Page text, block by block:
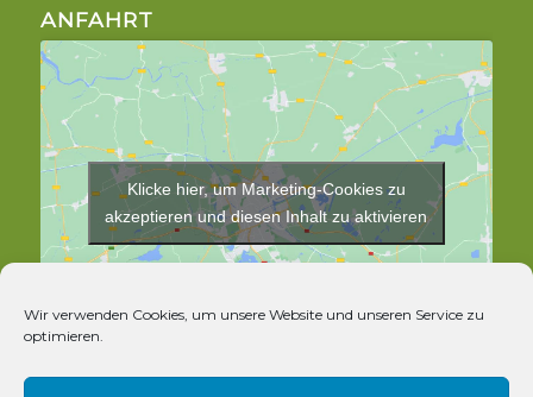
Wir verwenden Cookies, um unsere Website und unseren Service zu
optimieren.
ANFAHRT
Klicke hier, um Marketing-Cookies zu
akzeptieren und diesen Inhalt zu aktivieren